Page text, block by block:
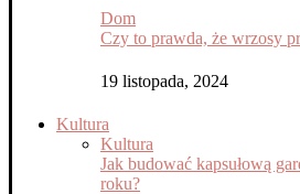
Dom
Czy to prawda, że wrzosy
19 listopada, 2024
Kultura
Kultura
Jak budować kapsułową
roku?